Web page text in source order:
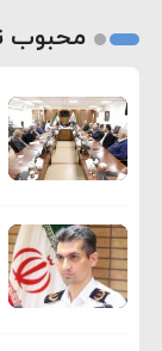
2
محبوب